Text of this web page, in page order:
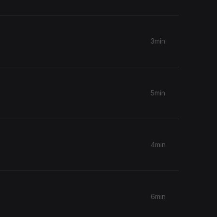
3min
5min
4min
6min